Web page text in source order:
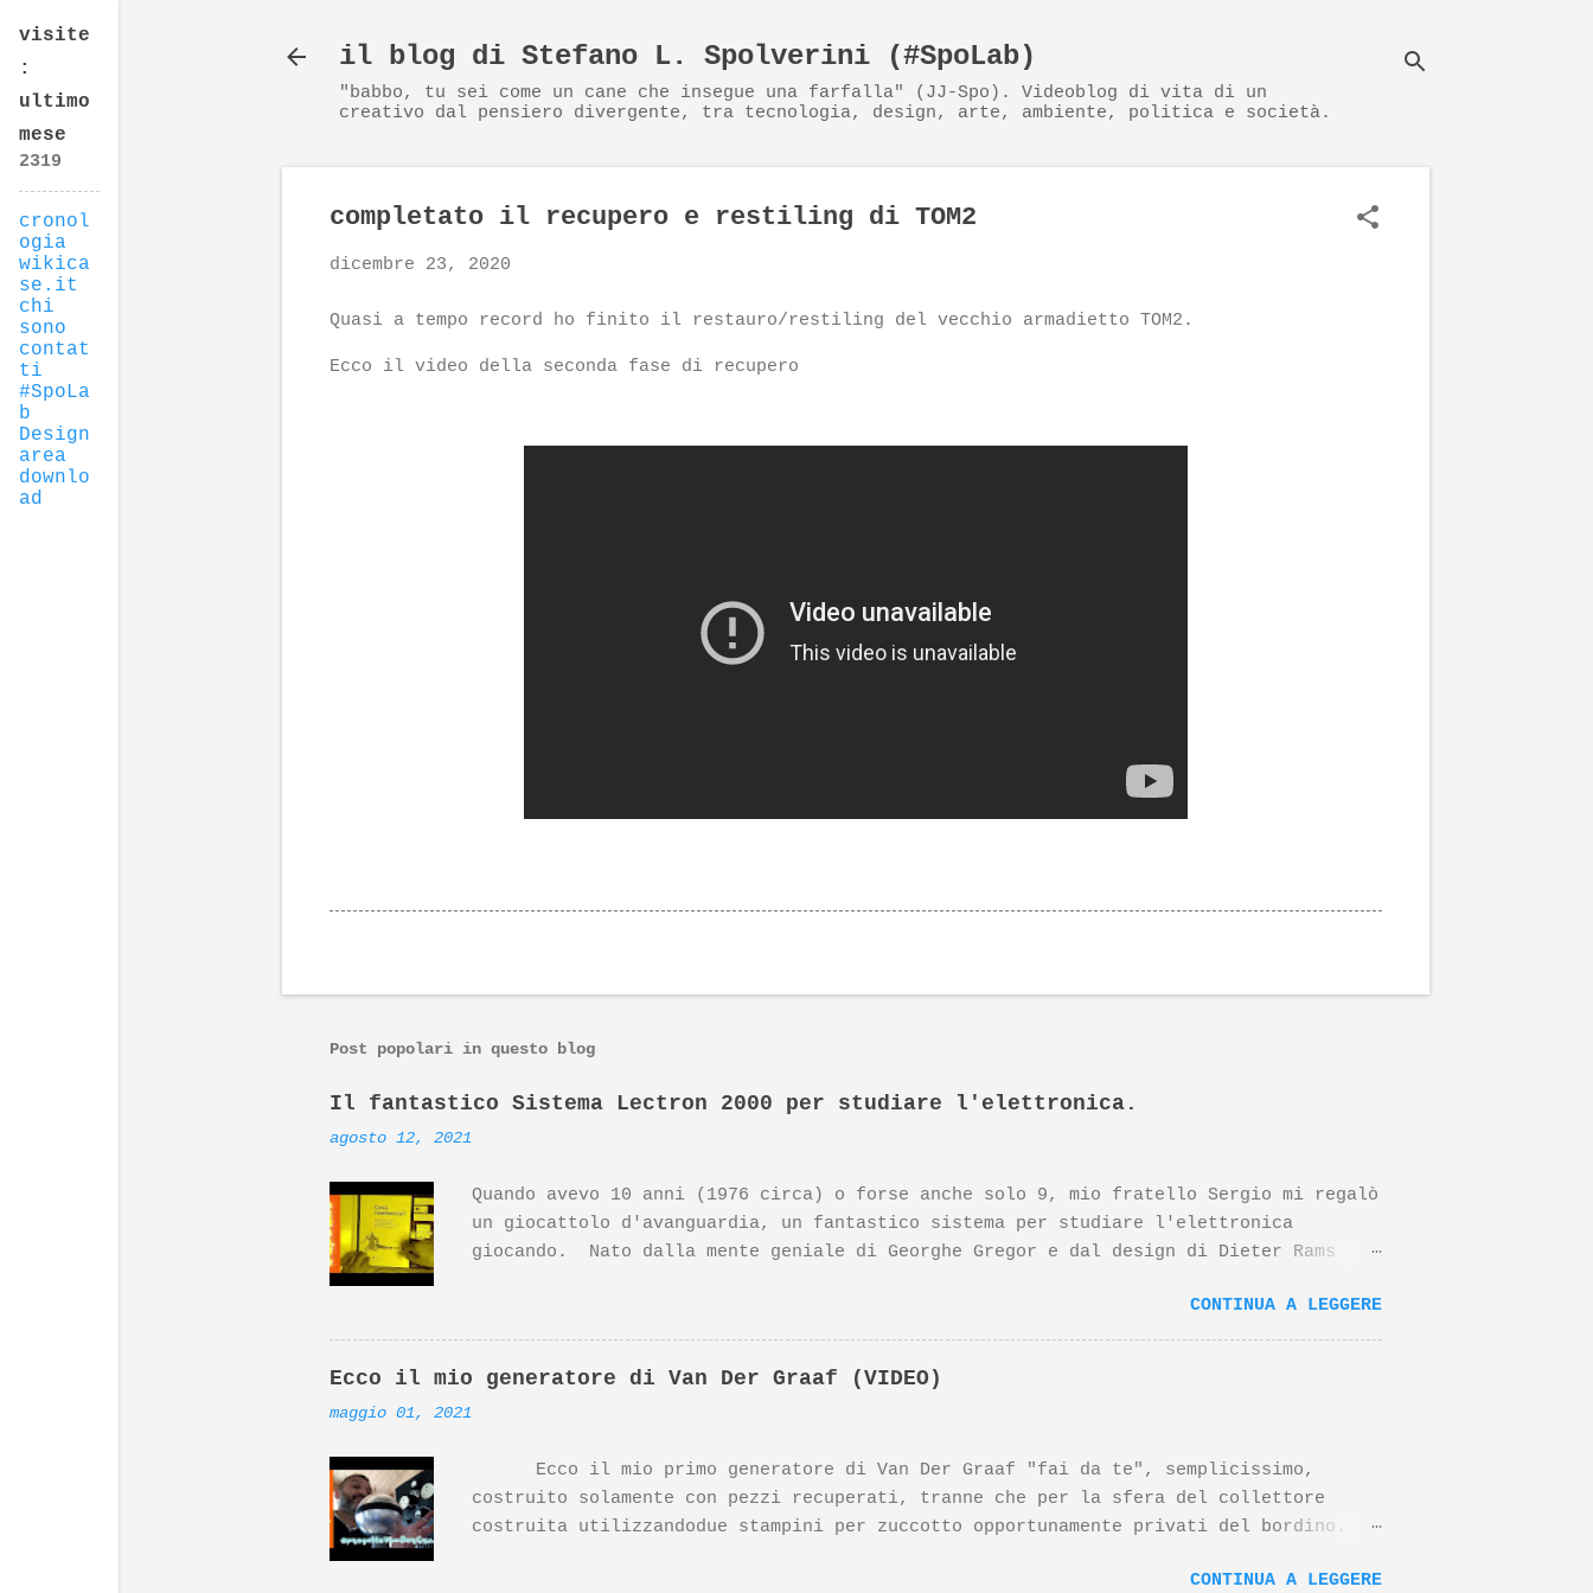
il blog di Stefano L. Spolverini (#SpoLab)
"babbo, tu sei come un cane che insegue una farfalla" (JJ-Spo). Videoblog di vita di un
creativo dal pensiero divergente, tra tecnologia, design, arte, ambiente, politica e società.
completato il recupero e restiling di TOM2
dicembre 23, 2020
Quasi a tempo record ho finito il restauro/restiling del vecchio armadietto TOM2.
Ecco il video della seconda fase di recupero
Post popolari in questo blog
Il fantastico Sistema Lectron 2000 per studiare l'elettronica.
agosto 12, 2021
Quando avevo 10 anni (1976 circa) o forse anche solo 9, mio fratello Sergio mi regalò
un giocattolo d'avanguardia, un fantastico sistema per studiare l'elettronica
giocando. Nato dalla mente geniale di Georghe Gregor e dal design di Dieter Rams
internazionali. Il prodotto Lectron 2000, insieme ad altri prodotti Braun disegnati
da Dieter Rams, sono esposti al MoMa di NewYork. Nonostante tutto, questo prodotto è
molto poco noto su YouTube, ne parlò anni fa Massimo Banzi, il papà del progetto
Arduino, in questo video: https://www.youtube.com/watch?v=EF0Wjwsjdvs In merito al
https://youtu.be/6h8fY7-MtXM
CONTINUA A LEGGERE
Ecco il mio generatore di Van Der Graaf (VIDEO)
maggio 01, 2021
Ecco il mio primo generatore di Van Der Graaf "fai da te", semplicissimo,
costruito solamente con pezzi recuperati, tranne che per la sfera del collettore
costruita utilizzandodue stampini per zuccotto opportunamente privati del bordino.
ritagli per le altre parti il motorino di un vecchio ed inutile avvitatore a pile
CONTINUA A LEGGERE
visite
:
ultimo
mese
2319
cronol
ogia
wikica
se.it
chi
sono
contat
ti
#SpoLa
b
Design
area
downlo
ad